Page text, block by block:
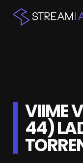
KESKUSTELU
SHOP
VIIME
44)